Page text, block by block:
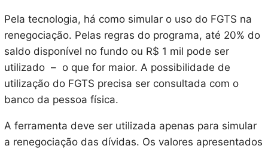
Pela tecnologia, há como simular o uso do FGTS na
renegociação. Pelas regras do programa, até 20% do
saldo disponível no fundo ou R$ 1 mil pode ser
utilizado – o que for maior. A possibilidade de
utilização do FGTS precisa ser consultada com o
banco da pessoa física.
A ferramenta deve ser utilizada apenas para simular
a renegociação das dívidas. Os valores apresentados